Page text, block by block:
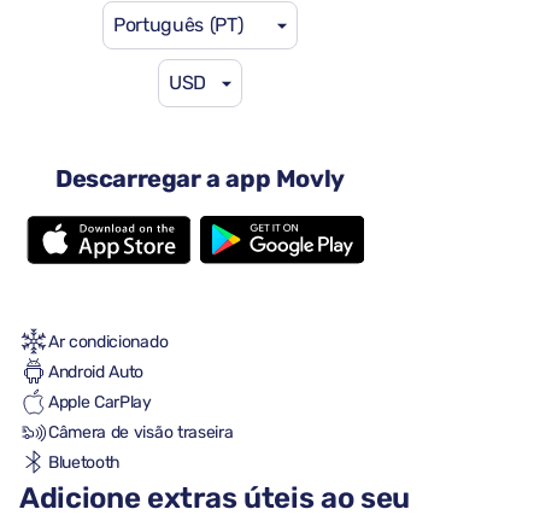
Português (PT)
USD
Descarregar a app Movly
Transmissão automática
5 lugares
2 malas grandes
Ar condicionado
Android Auto
Apple CarPlay
Câmera de visão traseira
Bluetooth
Adicione extras úteis ao seu